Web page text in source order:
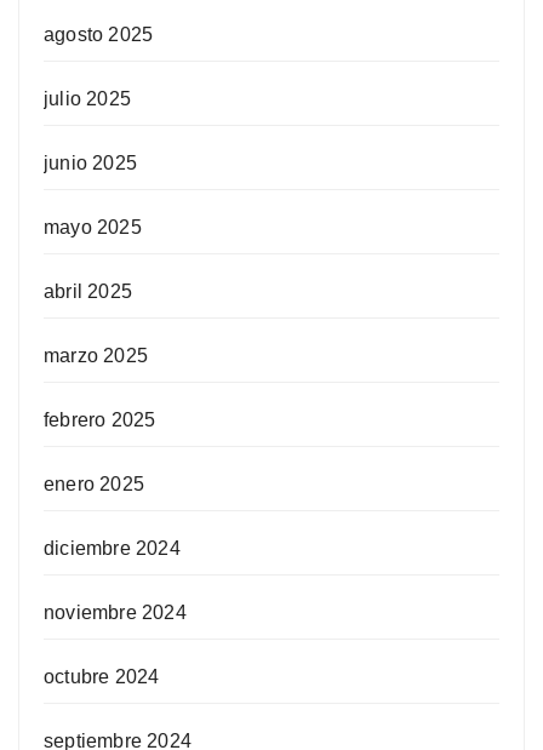
agosto 2025
julio 2025
junio 2025
mayo 2025
abril 2025
marzo 2025
febrero 2025
enero 2025
diciembre 2024
noviembre 2024
octubre 2024
septiembre 2024